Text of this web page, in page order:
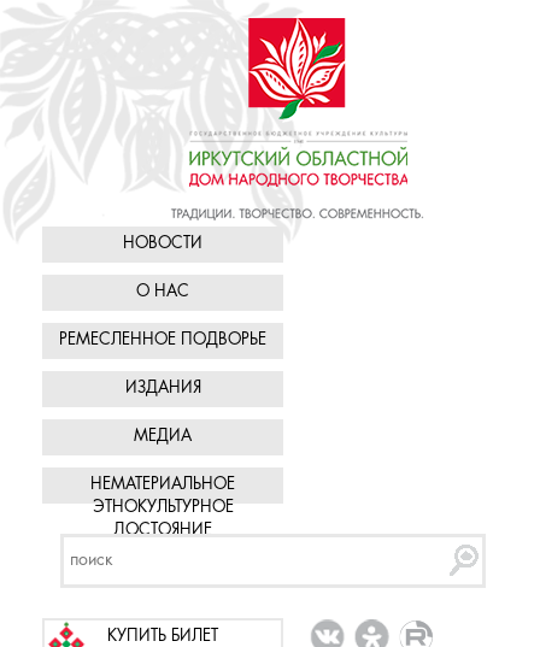
НОВОСТИ
О НАС
РЕМЕСЛЕННОЕ ПОДВОРЬЕ
ИЗДАНИЯ
МЕДИА
НЕМАТЕРИАЛЬНОЕ
ЭТНОКУЛЬТУРНОЕ
ДОСТОЯНИЕ
КУПИТЬ БИЛЕТ